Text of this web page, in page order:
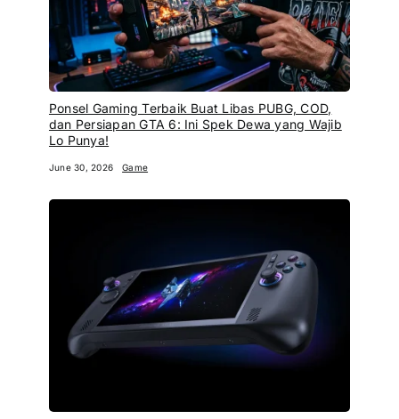
Ponsel Gaming Terbaik Buat Libas PUBG, COD,
dan Persiapan GTA 6: Ini Spek Dewa yang Wajib
Lo Punya!
June 30, 2026 Game